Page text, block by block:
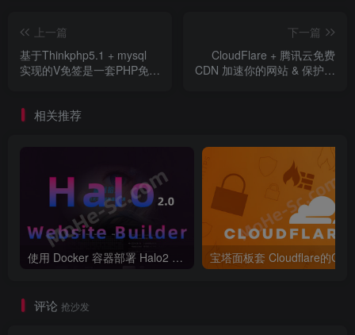
安装Hexo
之后是一些常用的Hexo命令、更详细的参考官方文档
(https://hexo.io/zh-cn/docs/commands)
init
创建Hexo网站、folder为文件名、如图
上一篇
基于Thinkphp5.1 + mysql
实现的V免签是一套PHP免签
下一篇
CloudFlare + 腾讯云免费
CDN 加速你的网站 & 保护自
相关推荐
使用 Docker 容器部署 Halo2 个人博客/企业官网/导航网站 + 网站备份教程 [ 超详细保姆级指南 ]
评论 抢沙发